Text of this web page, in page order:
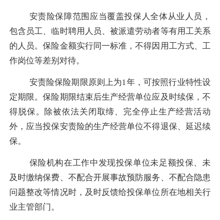
安责险保障范围应当覆盖投保 人全体从业人员 ，
包含员工、临时聘用人员、被派遣劳动者等有用工关系
的人员。保险金额实行同一标准，不得因用工方式、工
作岗位等差别对待。
安责险保险期限原则上为1年，可按照行业特性设
定期限。保险期限结束后生产经营单位应及时续保，不
得脱保。除被依法关闭取缔、完全停止生产经营活动
外，应当投保安责险的生产经营单位不得退保、延迟续
保。
保险机构在工作中发现投保单位未足额投保、未
及时缴纳保费、不配合开展事故预防服务、不配合隐患
问题整改等情况时，及时反馈给投保单位所在地相关行
业主管部门 。